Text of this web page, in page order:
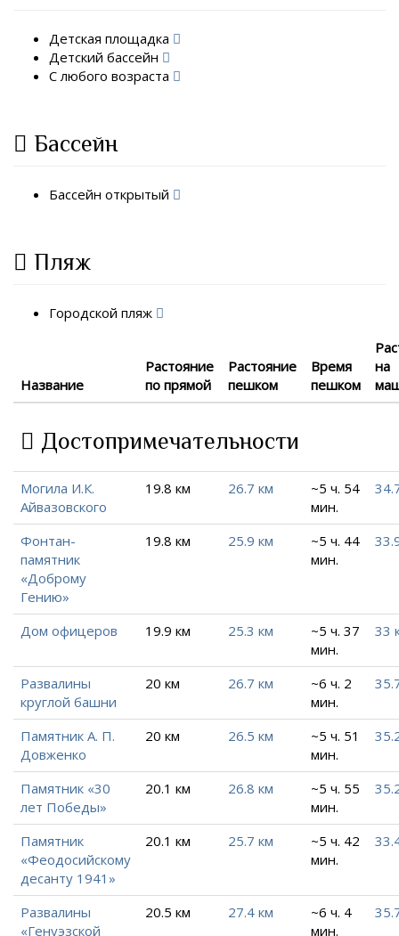
Детская площадка
Детский бассейн
С любого возраста
Бассейн
Бассейн открытый
Пляж
Городской пляж
Название
Растояние
по прямой
Растояние
пешком
Время
пешком
на
Достопримечательности
Могила И.К.
Айвазовского
19.8 км 26.7 км
~5 ч. 54
мин.
Фонтан-
памятник
«Доброму
Гению»
19.8 км 25.9 км
~5 ч. 44
мин.
Дом офицеров 19.9 км 25.3 км
~5 ч. 37
мин.
33
Развалины
круглой башни
20 км 26.7 км
~6 ч. 2
мин.
Памятник А. П.
Довженко
20 км 26.5 км
~5 ч. 51
мин.
Памятник «30
лет Победы»
20.1 км 26.8 км
~5 ч. 55
мин.
Памятник
«Феодосийскому
десанту 1941»
20.1 км 25.7 км
~5 ч. 42
мин.
Развалины
«Генуэзской
20.5 км 27.4 км
~6 ч. 4
мин.